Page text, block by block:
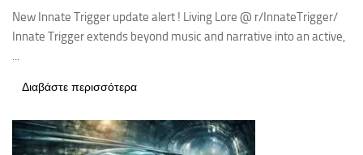
New Innate Trigger update alert ! Living Lore @ r/InnateTrigger/
Innate Trigger extends beyond music and narrative into an active,
...
Διαβάστε περισσότερα